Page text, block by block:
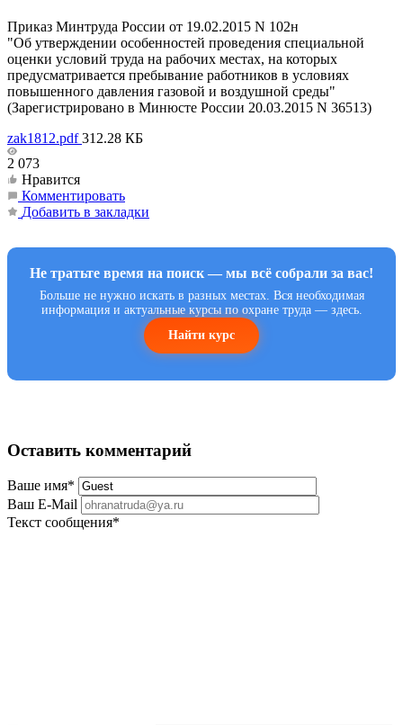
Приказ Минтруда России от 19.02.2015 N 102н
"Об утверждении особенностей проведения специальной
оценки условий труда на рабочих местах, на которых
предусматривается пребывание работников в условиях
повышенного давления газовой и воздушной среды"
(Зарегистрировано в Минюсте России 20.03.2015 N 36513)
zak1812.pdf312.28 КБ
2 073
Нравится
Комментировать
Добавить в закладки
Не тратьте время на поиск — мы всё собрали за вас!
Больше не нужно искать в разных местах. Вся необходимая
информация и актуальные курсы по охране труда — здесь.
Найти курс
Оставить комментарий
Ваше имя*
Ваш E-Mail
Текст сообщения*